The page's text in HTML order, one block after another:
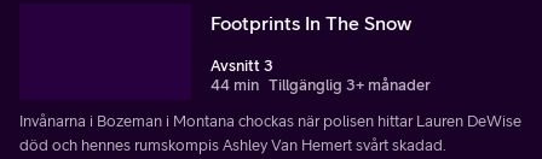
Footprints In The Snow
Avsnitt 3
44 min Tillgänglig 3+ månader
Invånarna i Bozeman i Montana chockas när polisen hittar Lauren DeWise
död och hennes rumskompis Ashley Van Hemert svårt skadad.